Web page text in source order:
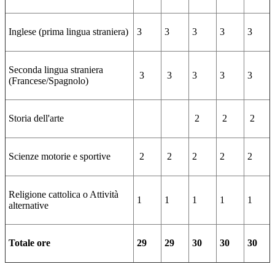
Inglese (prima lingua straniera) 3 3 3 3 3
Seconda lingua straniera
(Francese/Spagnolo)
3 3 3 3 3
Storia dell'arte 2 2 2
Scienze motorie e sportive 2 2 2 2 2
Religione cattolica o Attività
alternative
1 1 1 1 1
Totale ore 29 29 30 30 30